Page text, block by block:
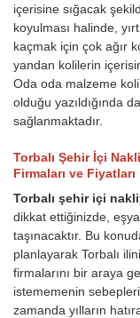
içerisine sığacak
koyulması halinde,
kaçmak için çok ağır
yandan kolilerin
Oda oda malzeme
olduğu yazıldığında
sağlanmaktadır.
Torbalı Şehir İçi
Firmaları ve Fiyatları
Torbalı şehir içi
dikkat ettiğinizde,
taşınacaktır. Bu
planlayarak Torbalı
firmalarını bir araya
istememenin
zamanda yılların